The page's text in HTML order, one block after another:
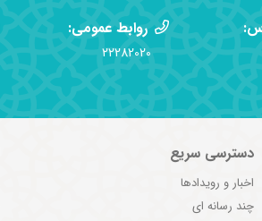
روابط عمومی:
22282020
دسترسی سریع
اخبار و رویدادها
چند رسانه ای